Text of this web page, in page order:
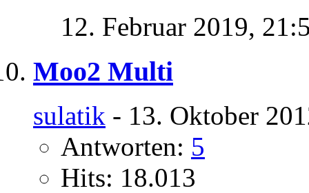
12. Februar 2019,
Moo2 Multi
sulatik - 13. Oktober
Antworten: 5
Hits: 18.013